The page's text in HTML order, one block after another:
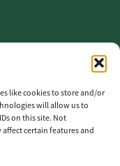
like cookies to store and/or
will allow us to
on this site. Not
certain features and